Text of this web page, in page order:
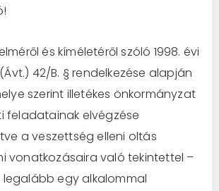
!
és kíméletéről szóló 1998. évi
42/B. §rendelkezése alapján
szerint illetékes önkormányzat
feladatainak elvégzése
a veszettségelleni oltás
vonatkozásaira való tekintettel –
egy alkalommal